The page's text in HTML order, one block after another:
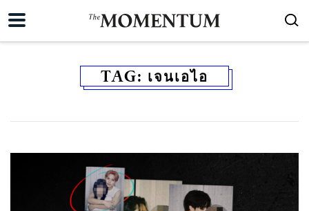
TAG: เจนเอไอ